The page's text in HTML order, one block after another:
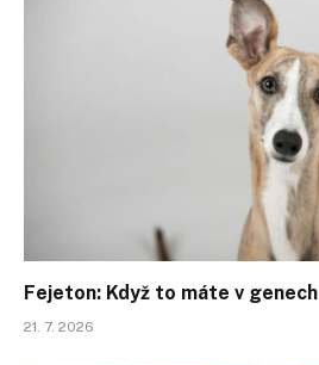
Fejeton: Když to máte v genech
21. 7. 2026